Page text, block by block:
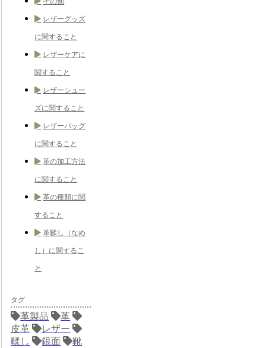
レザーグッズ
に関すること
レザーケアに
関すること
レザーシュー
ズに関すること
レザーバッグ
に関すること
革の加工方法
に関すること
革の種類に関
すること
革鞣し（なめ
し）に関するこ
と
タグ
革製品
革
皮革
レザー
鞣し
銀面
靴